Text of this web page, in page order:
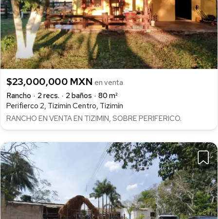
$23,000,000 MXN en venta
Rancho
2 recs. 2 baños
80 m²
Perifierco 2, Tizimin Centro, Tizimín
RANCHO EN VENTA EN TIZIMIN, SOBRE PERIFERICO.